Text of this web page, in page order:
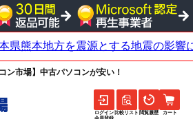
ン市場】中古パソコンが安い！
ログイン
会員登録
比較リスト 閲覧履歴 カート